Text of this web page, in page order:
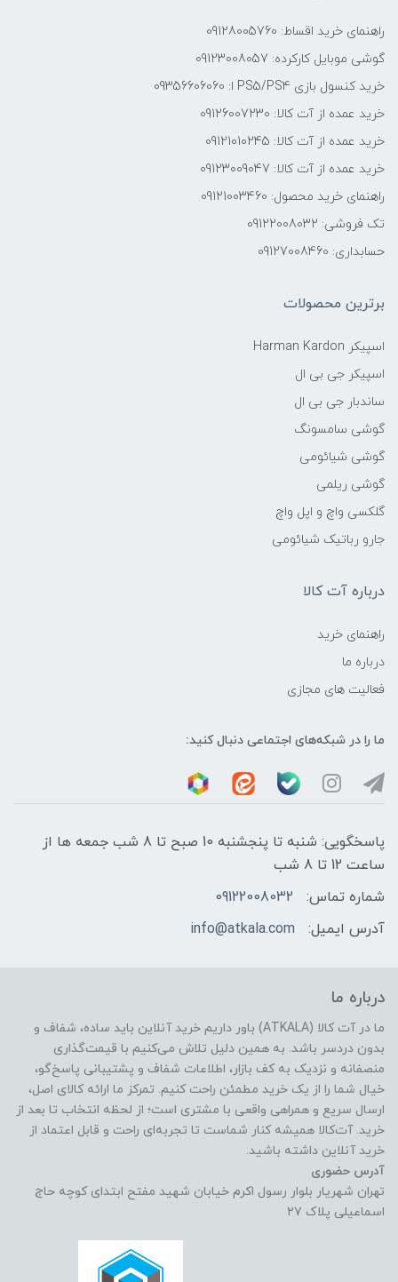
راهنمای خرید اقساط: 09128005760
گوشی موبایل کارکرده: 09123008057
خرید کنسول بازی PS5/PS4 ا: 09356606060
خرید عمده از آت کالا: 09126007230
خرید عمده از آت کالا: 09121010245
خرید عمده از آت کالا: 09123009047
راهنمای خرید محصول: 09121003460
تک فروشی: 09122008032
حسابداری: 09127008460
برترین محصولات
اسپیکر Harman Kardon
اسپیکر جی بی ال
ساندبار جی بی ال
گوشی سامسونگ
گوشی شیائومی
گوشی ریلمی
گلکسی واچ و اپل واچ
جارو رباتیک شیائومی
درباره آت کالا
راهنمای خرید
درباره ما
فعالیت های مجازی
ما را در شبکه‌های اجتماعی دنبال کنید:
پاسخگویی: شنبه تا پنجشنبه 10 صبح تا 8 شب جمعه ها از
ساعت 12 تا 8 شب
شماره تماس:
09122008032
آدرس ایمیل:
info@atkala.com
درباره ما
ما در آت کالا (ATKALA) باور داریم خرید آنلاین باید ساده، شفاف و
بدون دردسر باشد. به همین دلیل تلاش می‌کنیم با قیمت‌گذاری
منصفانه و نزدیک به کف بازار، اطلاعات شفاف و پشتیبانی پاسخ‌گو،
خیال شما را از یک خرید مطمئن راحت کنیم. تمرکز ما ارائه کالای اصل،
ارسال سریع و همراهی واقعی با مشتری است؛ از لحظه انتخاب تا بعد از
خرید. آت‌کالا همیشه کنار شماست تا تجربه‌ای راحت و قابل اعتماد از
خرید آنلاین داشته باشید.
آدرس حضوری
تهران شهریار بلوار رسول اکرم خیابان شهید مفتح ابتدای کوچه حاج
اسماعیلی پلاک ۲۷